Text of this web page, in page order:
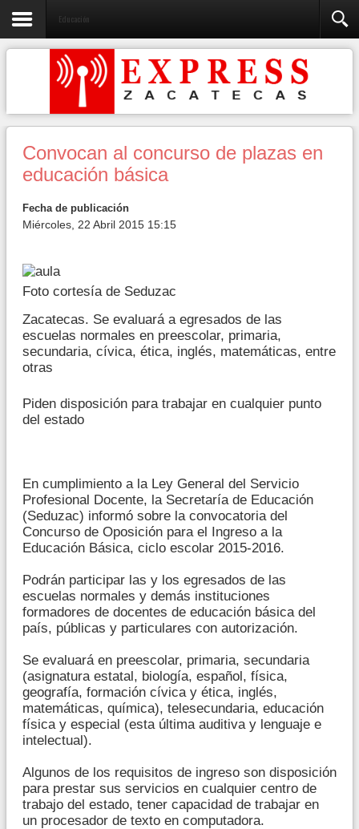
Educación
Convocan al concurso de plazas en
educación básica
Fecha de publicación
Miércoles, 22 Abril 2015 15:15
Foto cortesía de Seduzac
Zacatecas. Se evaluará a egresados de las
escuelas normales en preescolar, primaria,
secundaria, cívica, ética, inglés, matemáticas, entre
otras
Piden disposición para trabajar en cualquier punto
del estado
En cumplimiento a la Ley General del Servicio
Profesional Docente, la Secretaría de Educación
(Seduzac) informó sobre la convocatoria del
Concurso de Oposición para el Ingreso a la
Educación Básica, ciclo escolar 2015-2016.
Podrán participar las y los egresados de las
escuelas normales y demás instituciones
formadores de docentes de educación básica del
país, públicas y particulares con autorización.
Se evaluará en preescolar, primaria, secundaria
(asignatura estatal, biología, español, física,
geografía, formación cívica y ética, inglés,
matemáticas, química), telesecundaria, educación
física y especial (esta última auditiva y lenguaje e
intelectual).
Algunos de los requisitos de ingreso son disposición
para prestar sus servicios en cualquier centro de
trabajo del estado, tener capacidad de trabajar en
un procesador de texto en computadora.